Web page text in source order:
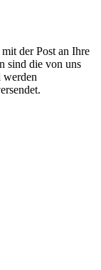
der Post an Ihre
sind die von uns
werden